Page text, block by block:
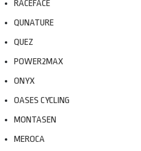
RACEFACE
QUNATURE
QUEZ
POWER2MAX
ONYX
OASES CYCLING
MONTASEN
MEROCA